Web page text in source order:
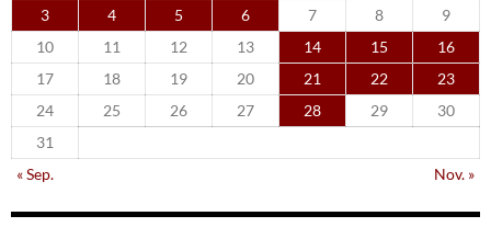
3
4 5 6 7 8
9
10
11 12 13 14 15
16
17
18 19 20 21 22
23
24
25 26 27 28 29
30
31
« Sep.
Nov. »